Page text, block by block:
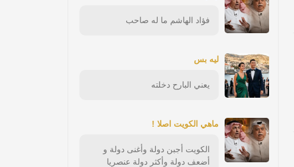
فؤاد الهاشم ما له صاحب
ليه بس
يعني البارح دخلته
ماهي الكويت اصلا !
الكويت أجبن دولة وأغنى دولة و
أضعف دولة وأكثر دولة عنصريا